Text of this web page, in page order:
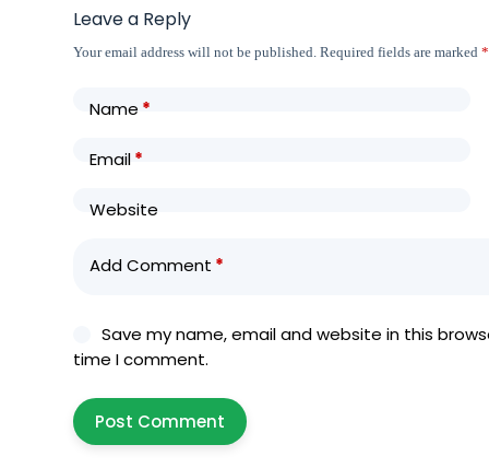
Leave a Reply
Your email address will not be published. Required fields are marked*
Name*
Email*
Website
Add Comment *
Save my name, email and website in this
time I comment.
Post Comment